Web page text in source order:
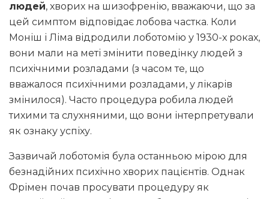
людей, хворих на шизофренію, вважаючи, що за
цей симптом відповідає лобова частка. Коли
Моніш і Ліма відродили лоботомію у 1930-х роках,
вони мали на меті змінити поведінку людей з
психічними розладами (з часом те, що
вважалося психічними розладами, у лікарів
змінилося). Часто процедура робила людей
тихими та слухняними, що вони інтерпретували
як ознаку успіху.
Зазвичай лоботомія була останньою мірою для
безнадійних психічно хворих пацієнтів. Однак
Фрімен почав просувати процедуру як